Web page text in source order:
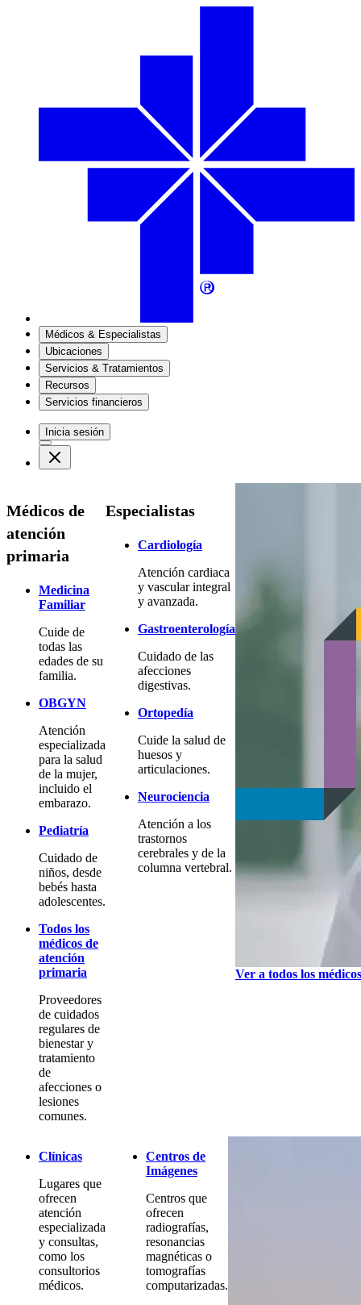
Médicos & Especialistas
Ubicaciones
Servicios & Tratamientos
Recursos
Servicios financieros
Inicia sesión
Médicos de
atención
primaria
Medicina
Familiar
Cuide de
todas las
edades de su
familia.
OBGYN
Atención
especializada
para la salud
de la mujer,
incluido el
embarazo.
Pediatría
Cuidado de
niños, desde
bebés hasta
adolescentes.
Todos los
médicos de
atención
primaria
Proveedores
de cuidados
regulares de
bienestar y
tratamiento
de
afecciones o
lesiones
comunes.
Especialistas
Cardiología
Atención cardiaca
y vascular integral
y avanzada.
Gastroenterología
Cuidado de las
afecciones
digestivas.
Ortopedía
Cuide la salud de
huesos y
articulaciones.
Neurociencia
Atención a los
trastornos
cerebrales y de la
columna vertebral.
Ver a todos los médicos
Clínicas
Lugares que
ofrecen
atención
especializada
y consultas,
como los
consultorios
médicos.
Centros de
Imágenes
Centros que
ofrecen
radiografías,
resonancias
magnéticas o
tomografías
computarizadas.